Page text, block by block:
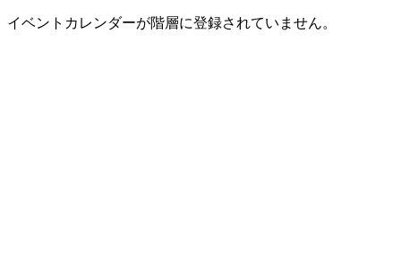
イベントカレンダーが階層に登録されていません。